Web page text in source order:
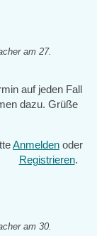
am 27.
auf jeden Fall
dazu. Grüße
Anmelden oder
Registrieren.
am 30.